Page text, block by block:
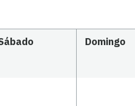
Domingo